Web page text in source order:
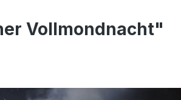
Vollmondnacht"